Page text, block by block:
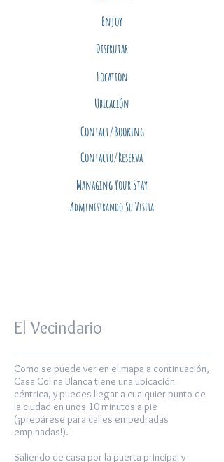
Enjoy
Disfrutar
Location
Ubicación
Contact/Booking
Contacto/Reserva
Managing Your Stay
Administrando Su Visita
El Vecindario
Como se puede ver en el mapa a continuación,
Casa Colina Blanca tiene una ubicación
céntrica, y puedes llegar a cualquier punto de
la ciudad en unos 10 minutos a pie
(¡prepárese para calles empedradas
empinadas!).
Saliendo de casa por la puerta principal y